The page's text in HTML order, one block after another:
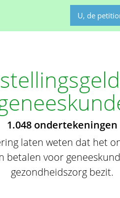
U, de
1.048 ondertekeningen
laten weten dat het
betalen voor
gezondheidszorg bezit.